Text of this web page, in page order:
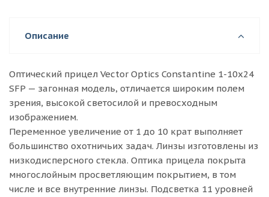
Описание
Оптический прицел Vector Optics Constantine 1-10x24
SFP — загонная модель, отличается широким полем
зрения, высокой светосилой и превосходным
изображением.
Переменное увеличение от 1 до 10 крат выполняет
большинство охотничьих задач. Линзы изготовлены из
низкодисперсного стекла. Оптика прицела покрыта
многослойным просветляющим покрытием, в том
числе и все внутренние линзы. Подсветка 11 уровней